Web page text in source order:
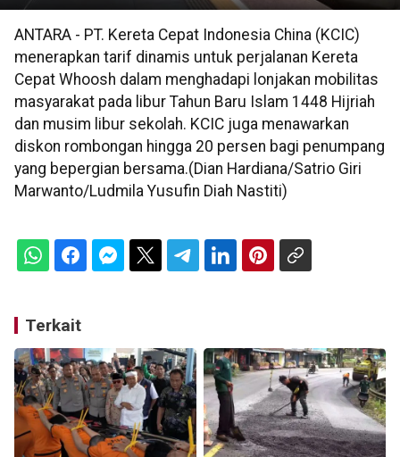
Play Mute Settings
PIP
ANTARA - PT. Kereta Cepat Indonesia China (KCIC)
menerapkan tarif dinamis untuk perjalanan Kereta
Cepat Whoosh dalam menghadapi lonjakan mobilitas
masyarakat pada libur Tahun Baru Islam 1448 Hijriah
dan musim libur sekolah. KCIC juga menawarkan
diskon rombongan hingga 20 persen bagi penumpang
yang bepergian bersama.(Dian Hardiana/Satrio Giri
Marwanto/Ludmila Yusufin Diah Nastiti)
Terkait